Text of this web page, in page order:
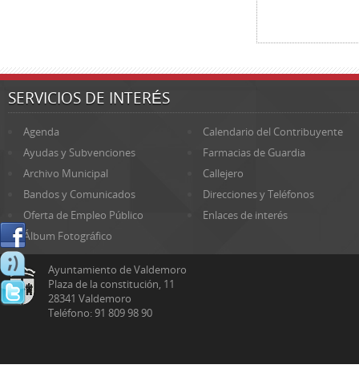
SERVICIOS DE INTERÉS
Agenda
Calendario del Contribuyente
Ayudas y Subvenciones
Farmacias de Guardia
Archivo Municipal
Callejero
Bandos y Comunicados
Direcciones y Teléfonos
Oferta de Empleo Público
Enlaces de interés
Álbum Fotográfico
Ayuntamiento de Valdemoro
Plaza de la constitución, 11
28341 Valdemoro
Teléfono: 91 809 98 90